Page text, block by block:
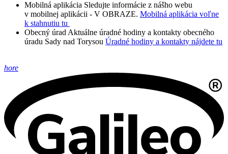
Mobilná aplikácia Sledujte informácie z nášho webu
v mobilnej aplikácii - V OBRAZE. Mobilná aplikácia voľne
k stahnutiu tu
Obecný úrad Aktuálne úradné hodiny a kontakty obecného
úradu Sady nad Torysou Úradné hodiny a kontakty nájdete tu
hore